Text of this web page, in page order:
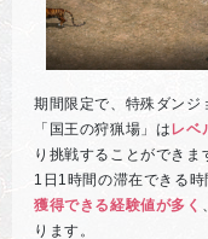
期間限定で、特殊ダンジ
「国王の狩猟場」は レベ
り挑戦することができま
1日1時間の滞在できる
獲得できる経験値が多く
ります。